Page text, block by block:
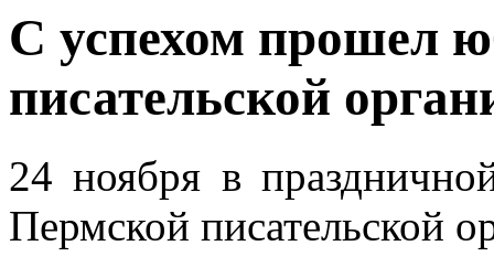
С успехом прошел
писательской
24 ноября в
Пермской писательской